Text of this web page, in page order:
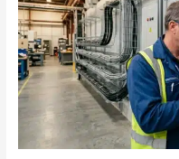
Rapi,
Tapi
Sering
Overheat?
Ini
Kesalahan
Komponen